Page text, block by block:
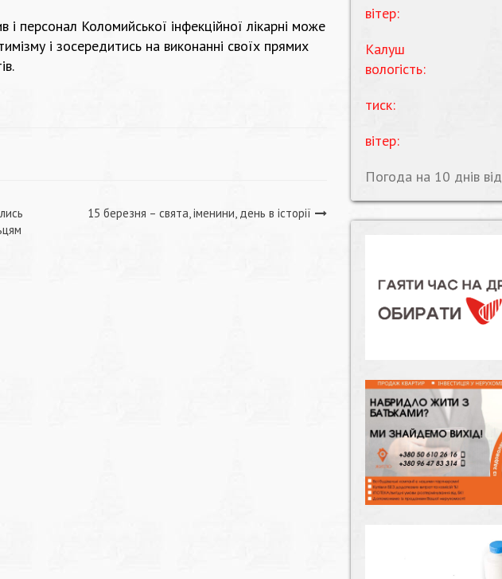
персонал Коломийської інфекційної лікарні може
і зосередитись на виконанні своїх прямих
15 березня – свята, іменини, день в історії
вітер:
Калуш
вологість:
тиск:
вітер:
Погода на 10 днів від